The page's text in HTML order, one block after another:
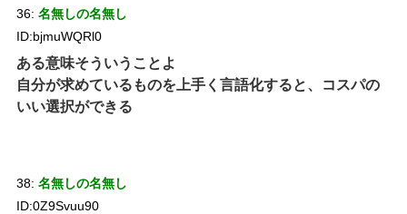
36: 名無しの名無し
ID:bjmuWQRl0
ある意味そういうことよ
自分が求めているものを上手く言語化すると、コスパの
いい選択ができる
38: 名無しの名無し
ID:0Z9Svuu90